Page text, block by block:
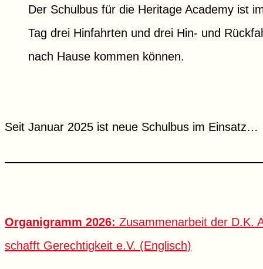
Der Schulbus für die Heritage Academy ist
Tag drei Hinfahrten und drei Hin- und
nach Hause kommen können.
Seit Januar 2025 ist neue Schulbus im Einsatz…
Organigramm 2026: Zusammenarbeit der D.K.
schafft Gerechtigkeit e.V. (Englisch)